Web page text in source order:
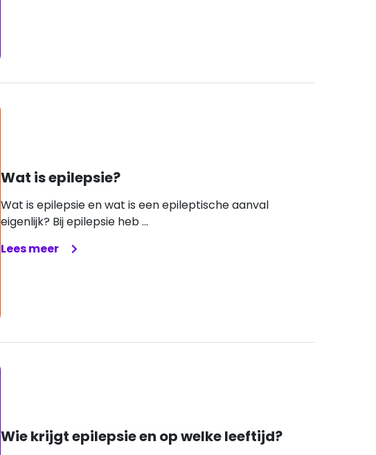
Wat is epilepsie?
Wat is epilepsie en wat is een epileptische aanval
eigenlijk? Bij epilepsie heb ...
Lees meer
Wie krijgt epilepsie en op welke leeftijd?